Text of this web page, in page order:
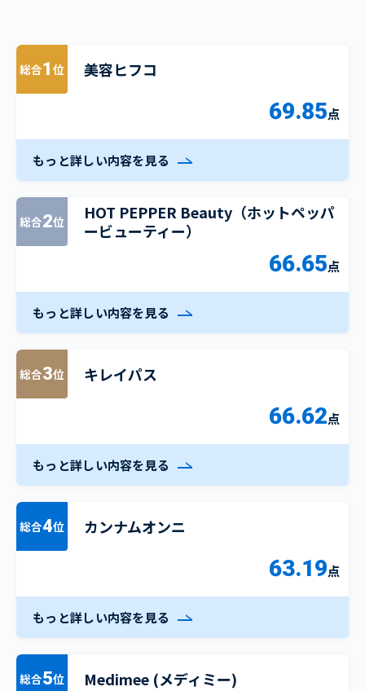
総合1 位 美容ヒフコ
69.85点
もっと詳しい内容を見る
総合2位
HOT PEPPER Beauty（ホットペッパ
ービューティー）
66.65点
もっと詳しい内容を見る
総合3位 キレイパス
66.62点
もっと詳しい内容を見る
総合4位 カンナムオンニ
63.19点
もっと詳しい内容を見る
総合5位 Medimee (メディミー)